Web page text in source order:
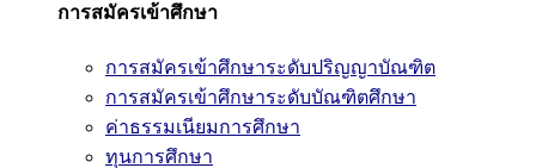
การสมัครเข้าศึกษา
การสมัครเข้าศึกษาระดับปริญญาบัณฑิต
การสมัครเข้าศึกษาระดับบัณฑิตศึกษา
ค่าธรรมเนียมการศึกษา
ทุนการศึกษา